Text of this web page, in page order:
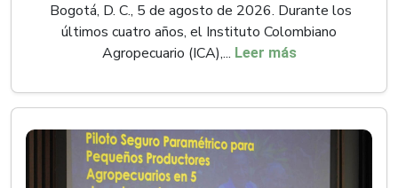
Bogotá, D. C., 5 de agosto de 2026. Durante los
últimos cuatro años, el Instituto Colombiano
Agropecuario (ICA),... Leer más